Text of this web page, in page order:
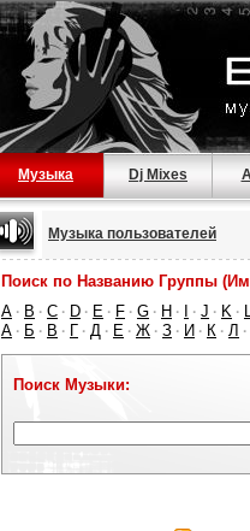
Музыка Dj Mixes
Музыка пользователей
Поиск по Названию Группы
A · B · C · D · E · F · G · H · · J · K ·
А · Б · В · Г · Д · Е · Ж · З · И · К · Л ·
Поиск Музыки: